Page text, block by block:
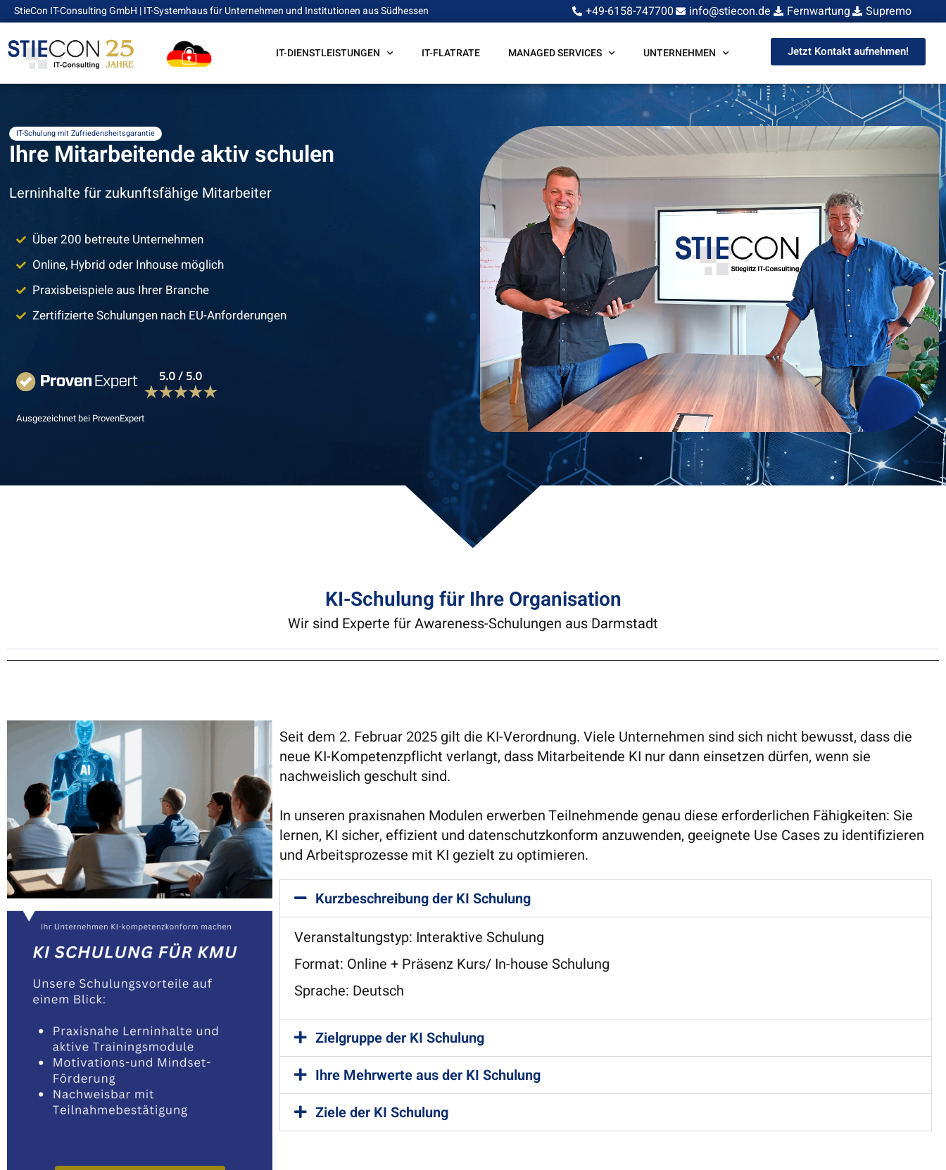
StieCon IT-Consulting GmbH | IT-Systemhaus für Unternehmen und Institutionen aus Südhessen +49-6158-747700 info@stiecon.de Fernwartung Supremo
IT-DIENSTLEISTUNGEN IT-FLATRATE MANAGED SERVICES UNTERNEHMEN Jetzt Kontakt aufnehmen!
IT-Schulung mit Zufriedensheitsgarantie
Ihre Mitarbeitende aktiv schulen
Lerninhalte für zukunftsfähige Mitarbeiter​
Über 200 betreute Unternehmen
Online, Hybrid oder Inhouse möglich
Praxisbeispiele aus Ihrer Branche
Zertifizierte Schulungen nach EU-Anforderungen
Ausgezeichnet bei ProvenExpert
KI-Schulung für Ihre Organisation
Wir sind Experte für Awareness-Schulungen aus Darmstadt
Seit dem 2. Februar 2025 gilt die KI-Verordnung. Viele Unternehmen sind sich nicht bewusst, dass die
neue KI-Kompetenzpflicht verlangt, dass Mitarbeitende KI nur dann einsetzen dürfen, wenn sie
nachweislich geschult sind.
In unseren praxisnahen Modulen erwerben Teilnehmende genau diese erforderlichen Fähigkeiten: Sie
lernen, KI sicher, effizient und datenschutzkonform anzuwenden, geeignete Use Cases zu identifizieren
und Arbeitsprozesse mit KI gezielt zu optimieren.
Kurzbeschreibung der KI Schulung
Veranstaltungstyp: Interaktive Schulung
Format: Online + Präsenz Kurs/ In-house Schulung
Sprache: Deutsch
Zielgruppe der KI Schulung
Ihre Mehrwerte aus der KI Schulung
Ziele der KI Schulung